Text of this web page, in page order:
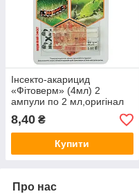
Інсекто-акарицид
«Фітоверм» (4мл) 2
ампули по 2 мл,оригінал
8,40 ₴
Купити
Про нас